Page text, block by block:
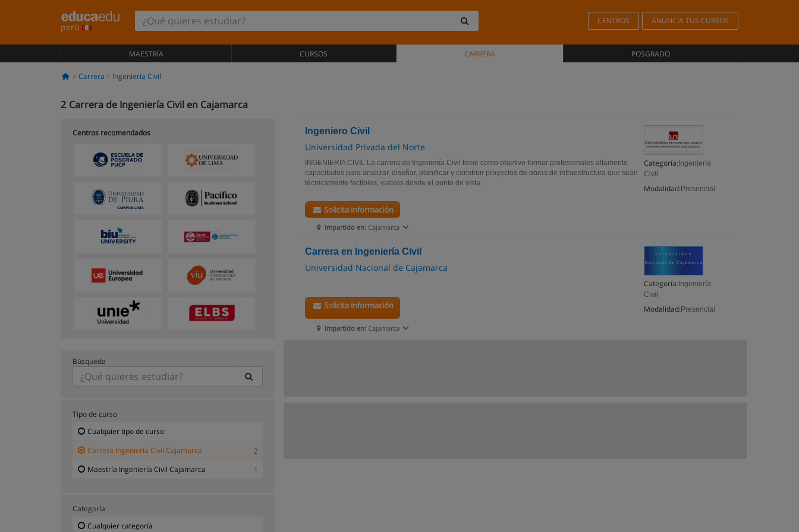
perú
CENTROS ANUNCIA TUS CURSOS
MAESTRÍA CURSOS CARRERA POSGRADO
Carrera Ingeniería Civil
2 Carrera de Ingeniería Civil en Cajamarca
Ingeniero Civil
Universidad Privada del Norte
Categoría: Ingeniería
Civil
Modalidad: Presencial
INGENIERIA CIVIL La carrera de Ingeniería Civil tiene como objetivo formar profesionales altamente
capacitados para analizar, diseñar, planificar y construir proyectos de obras de infraestructura que sean
técnicamente factibles, viables desde el punto de vista...
Impartido en: Cajamarca
Solicita información
Carrera en Ingeniería Civil
Universidad Nacional de Cajamarca
Categoría: Ingeniería
Civil
Modalidad: Presencial
Impartido en: Cajamarca
Solicita información
Centros recomendados
Búsqueda
Tipo de curso
Cualquier tipo de curso
Carrera Ingeniería Civil Cajamarca
2
Maestría Ingeniería Civil Cajamarca
1
Categoría
Cualquier categoría